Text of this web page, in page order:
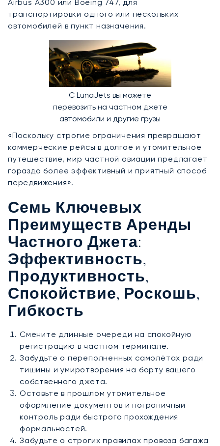
Airbus A300 или Boeing 747, для
транспортировки одного или нескольких
автомобилей в пункт назначения.
С LunaJets вы можете
перевозить на частном джете
автомобили и другие грузы
«Поскольку строгие ограничения превращают
коммерческие рейсы в долгое и утомительное
путешествие, мир частной авиации предлагает
гораздо более эффективный и приятный способ
передвижения».
Семь Ключевых
Преимуществ Аренды
Частного Джета:
Эффективность,
Продуктивность,
Спокойствие, Роскошь,
Гибкость
Смените длинные очереди на спокойную
регистрацию в частном терминале.
Забудьте о переполненных самолётах ради
тишины и умиротворения на борту вашего
собственного джета.
Оставьте в прошлом утомительное
оформление документов и пограничный
контроль ради быстрого прохождения
формальностей.
Забудьте о строгих правилах провоза багажа